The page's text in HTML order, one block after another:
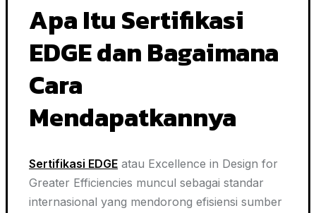
Apa Itu Sertifikasi
EDGE dan Bagaimana
Cara
Mendapatkannya
Sertifikasi EDGE atau Excellence in Design for
Greater Efficiencies muncul sebagai standar
internasional yang mendorong efisiensi sumber